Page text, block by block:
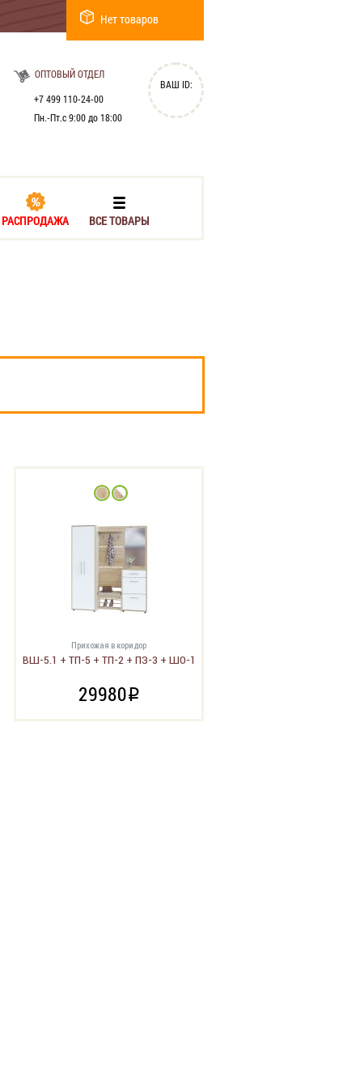
Нет товаров
ОПТОВЫЙ ОТДЕЛ
+7 499 110-24-00
Пн.-Пт.с 9:00 до 18:00
ВАШ ID:
РАСПРОДАЖА ВСЕ ТОВАРЫ
Прихожая в коридор
ВШ-5.1 + ТП-5 + ТП-2 + ПЗ-3 + ШО-1
29980i